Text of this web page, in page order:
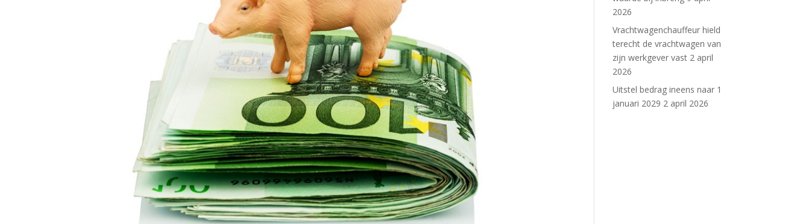
2026
Vrachtwagenchauffeur hield
terecht de vrachtwagen van
zijn werkgever vast 2 april
2026
Uitstel bedrag ineens naar 1
januari 2029 2 april 2026